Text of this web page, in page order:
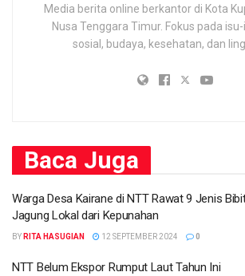
Media berita online berkantor di Kota
Nusa Tenggara Timur. Fokus pada
sosial, budaya, kesehatan, dan
Baca Juga
Warga Desa Kairane di NTT Rawat 9 Jenis
Jagung Lokal dari Kepunahan
BY RITA HASUGIAN 12 SEPTEMBER 2024 0
NTT Belum Ekspor Rumput Laut Tahun Ini